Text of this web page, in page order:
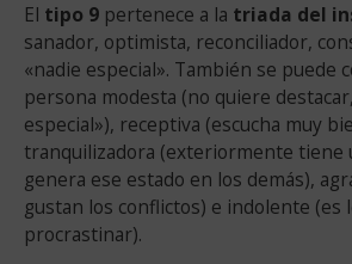
El tipo 9 pertenece a la triada del
sanador, optimista, reconciliador,
«nadie especial». También se puede
persona modesta (no quiere
especial»), receptiva (escucha muy
tranquilizadora (exteriormente tiene
genera ese estado en los demás),
gustan los conflictos) e indolente (es
procrastinar).